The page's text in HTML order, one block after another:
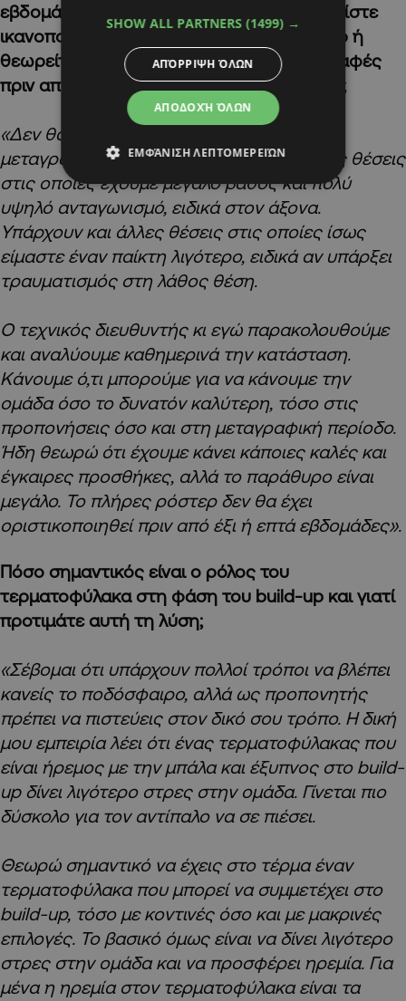
εβδομάδες θα είναι διαφορετική ομάδα. Είστε
ικανοποιημένος από το βάθος του ρόστερ ή
θεωρείτε ότι χρειάζονται κι άλλες μεταγραφές
πριν από τα επίσημα ευρωπαϊκά παιχνίδια;
«Δεν θα μπω σε λεπτομέρειες για τις
μεταγραφές. Θα πω ότι υπάρχουν κάποιες θέσεις
στις οποίες έχουμε μεγάλο βάθος και πολύ
υψηλό ανταγωνισμό, ειδικά στον άξονα.
Υπάρχουν και άλλες θέσεις στις οποίες ίσως
είμαστε έναν παίκτη λιγότερο, ειδικά αν υπάρξει
τραυματισμός στη λάθος θέση.
Ο τεχνικός διευθυντής κι εγώ παρακολουθούμε
και αναλύουμε καθημερινά την κατάσταση.
Κάνουμε ό,τι μπορούμε για να κάνουμε την
ομάδα όσο το δυνατόν καλύτερη, τόσο στις
προπονήσεις όσο και στη μεταγραφική περίοδο.
Ήδη θεωρώ ότι έχουμε κάνει κάποιες καλές και
έγκαιρες προσθήκες, αλλά το παράθυρο είναι
μεγάλο. Το πλήρες ρόστερ δεν θα έχει
οριστικοποιηθεί πριν από έξι ή επτά εβδομάδες».
Πόσο σημαντικός είναι ο ρόλος του
τερματοφύλακα στη φάση του build-up και γιατί
προτιμάτε αυτή τη λύση;
«Σέβομαι ότι υπάρχουν πολλοί τρόποι να βλέπει
κανείς το ποδόσφαιρο, αλλά ως προπονητής
πρέπει να πιστεύεις στον δικό σου τρόπο. Η δική
μου εμπειρία λέει ότι ένας τερματοφύλακας που
είναι ήρεμος με την μπάλα και έξυπνος στο build-
up δίνει λιγότερο στρες στην ομάδα. Γίνεται πιο
δύσκολο για τον αντίπαλο να σε πιέσει.
Θεωρώ σημαντικό να έχεις στο τέρμα έναν
τερματοφύλακα που μπορεί να συμμετέχει στο
build-up, τόσο με κοντινές όσο και με μακρινές
επιλογές. Το βασικό όμως είναι να δίνει λιγότερο
στρες στην ομάδα και να προσφέρει ηρεμία. Για
μένα η ηρεμία στον τερματοφύλακα είναι τα
SHOW ALL PARTNERS (1499) →
ΑΠΟΔΟΧΉ ΌΛΩΝ
ΑΠΌΡΡΙΨΗ ΌΛΩΝ
ΕΜΦΆΝΙΣΗ ΛΕΠΤΟΜΕΡΕΙΏΝ